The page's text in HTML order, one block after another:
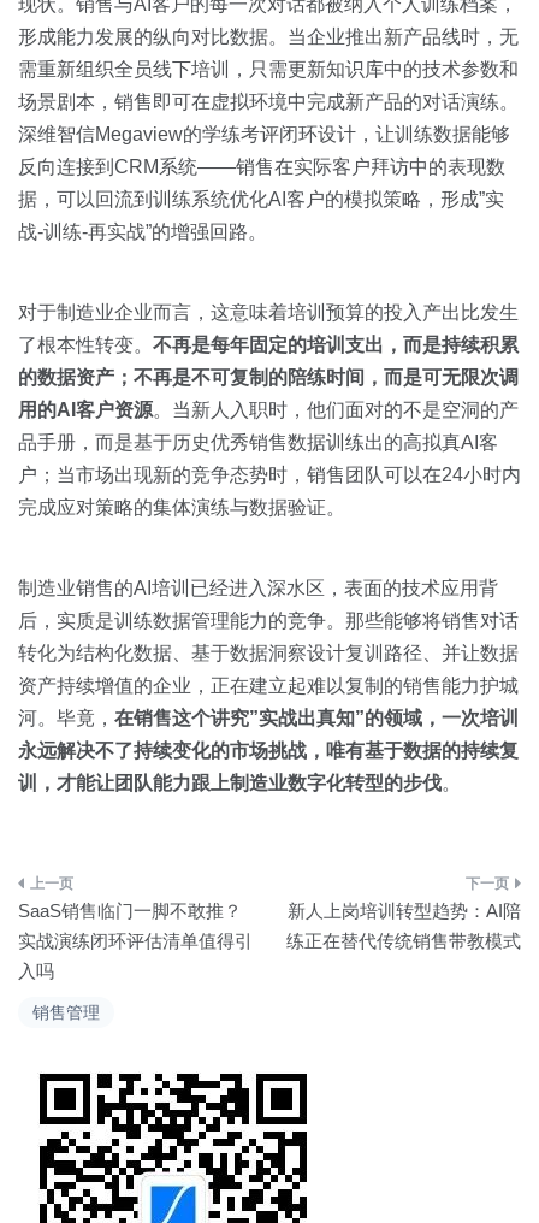
销售管理
现状。销售与AI客户的每一次对话都被纳入个人训练档案，
形成能力发展的纵向对比数据。当企业推出新产品线时，无
需重新组织全员线下培训，只需更新知识库中的技术参数和
场景剧本，销售即可在虚拟环境中完成新产品的对话演练。
深维智信Megaview的学练考评闭环设计，让训练数据能够
反向连接到CRM系统——销售在实际客户拜访中的表现数
据，可以回流到训练系统优化AI客户的模拟策略，形成”实
战-训练-再实战”的增强回路。
对于制造业企业而言，这意味着培训预算的投入产出比发生
了根本性转变。 不再是每年固定的培训支出，而是持续积累
的数据资产；不再是不可复制的陪练时间，而是可无限次调
用的AI客户资源。当新人入职时，他们面对的不是空洞的产
品手册，而是基于历史优秀销售数据训练出的高拟真AI客
户；当市场出现新的竞争态势时，销售团队可以在24小时内
完成应对策略的集体演练与数据验证。
制造业销售的AI培训已经进入深水区，表面的技术应用背
后，实质是训练数据管理能力的竞争。那些能够将销售对话
转化为结构化数据、基于数据洞察设计复训路径、并让数据
资产持续增值的企业，正在建立起难以复制的销售能力护城
河。毕竟， 在销售这个讲究”实战出真知”的领域，一次培训
永远解决不了持续变化的市场挑战，唯有基于数据的持续复
训，才能让团队能力跟上制造业数字化转型的步伐。
文
章
导
SaaS销售临门一脚不敢推？
实战演练闭环评估清单值得引
入吗
新人上岗培训转型趋势：AI陪
练正在替代传统销售带教模式